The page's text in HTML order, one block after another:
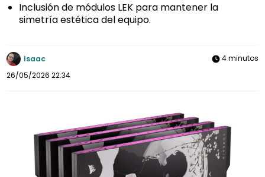
Inclusión de módulos LEK para mantener la
simetría estética del equipo.
Isaac
26/05/2026 22:34
4 minutos